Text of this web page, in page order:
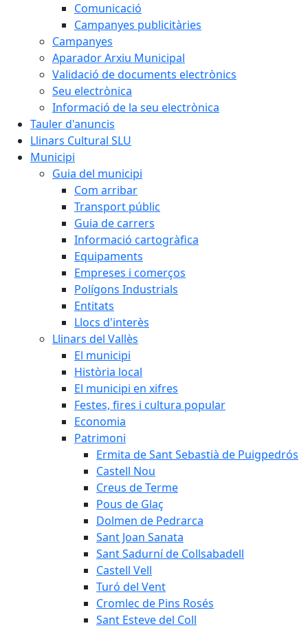
Comunicació
Campanyes publicitàries
Campanyes
Aparador Arxiu Municipal
Validació de documents electrònics
Seu electrònica
Informació de la seu electrònica
Tauler d'anuncis
Llinars Cultural SLU
Municipi
Guia del municipi
Com arribar
Transport públic
Guia de carrers
Informació cartogràfica
Equipaments
Empreses i comerços
Polígons Industrials
Entitats
Llocs d'interès
Llinars del Vallès
El municipi
Història local
El municipi en xifres
Festes, fires i cultura popular
Economia
Patrimoni
Ermita de Sant Sebastià de Puigpedrós
Castell Nou
Creus de Terme
Pous de Glaç
Dolmen de Pedrarca
Sant Joan Sanata
Sant Sadurní de Collsabadell
Castell Vell
Turó del Vent
Cromlec de Pins Rosés
Sant Esteve del Coll